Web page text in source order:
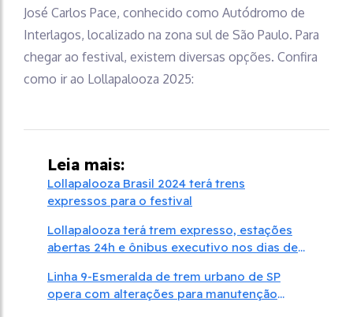
José Carlos Pace, conhecido como Autódromo de
Interlagos, localizado na zona sul de São Paulo. Para
chegar ao festival, existem diversas opções. Confira
como ir ao Lollapalooza 2025:
Leia mais:
Lollapalooza Brasil 2024 terá trens
expressos para o festival
Lollapalooza terá trem expresso, estações
abertas 24h e ônibus executivo nos dias de
Linha 9-Esmeralda de trem urbano de SP
opera com alterações para manutenção